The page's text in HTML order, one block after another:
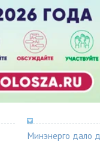
Минэнерго дало